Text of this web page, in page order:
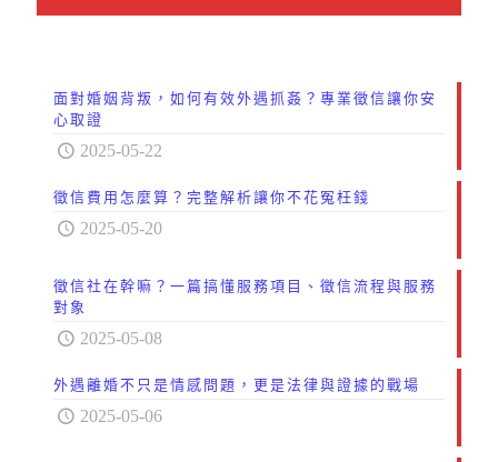
面對婚姻背叛，如何有效外遇抓姦？專業徵信讓你安
心取證
2025-05-22
徵信費用怎麼算？完整解析讓你不花冤枉錢
2025-05-20
徵信社在幹嘛？一篇搞懂服務項目、徵信流程與服務
對象
2025-05-08
外遇離婚不只是情感問題，更是法律與證據的戰場
2025-05-06